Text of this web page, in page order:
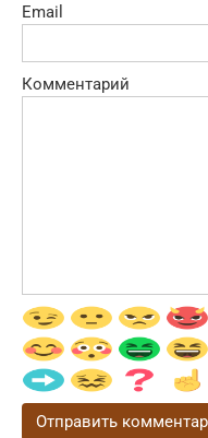
Email
Комментарий